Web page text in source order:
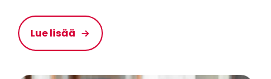
Lue lisää